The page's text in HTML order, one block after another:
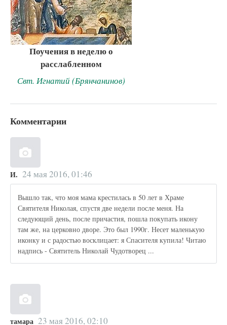
Поучения в неделю о
расслабленном
Свт. Игнатий (Брянчанинов)
Комментарии
И. 24 мая 2016, 01:46
Вышло так, что моя мама крестилась в 50 лет в Храме
Святителя Николая, спустя две недели после меня. На
следующий день, после причастия, пошла покупать икону
там же, на церковно дворе. Это был 1990г. Несет маленькую
иконку и с радостью восклицает: я Спасителя купила! Читаю
надпись - Святитель Николай Чудотворец ...
тамара 23 мая 2016, 02:10